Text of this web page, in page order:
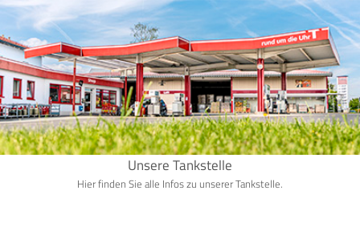
Unsere Tankstelle
Hier finden Sie alle Infos zu unserer Tankstelle.